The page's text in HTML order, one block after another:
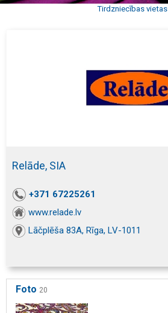
Tirdzniecības vietas
Relāde, SIA
+371 67225261
www.relade.lv
Lāčplēša 83A, Rīga, LV-1011
Foto 20